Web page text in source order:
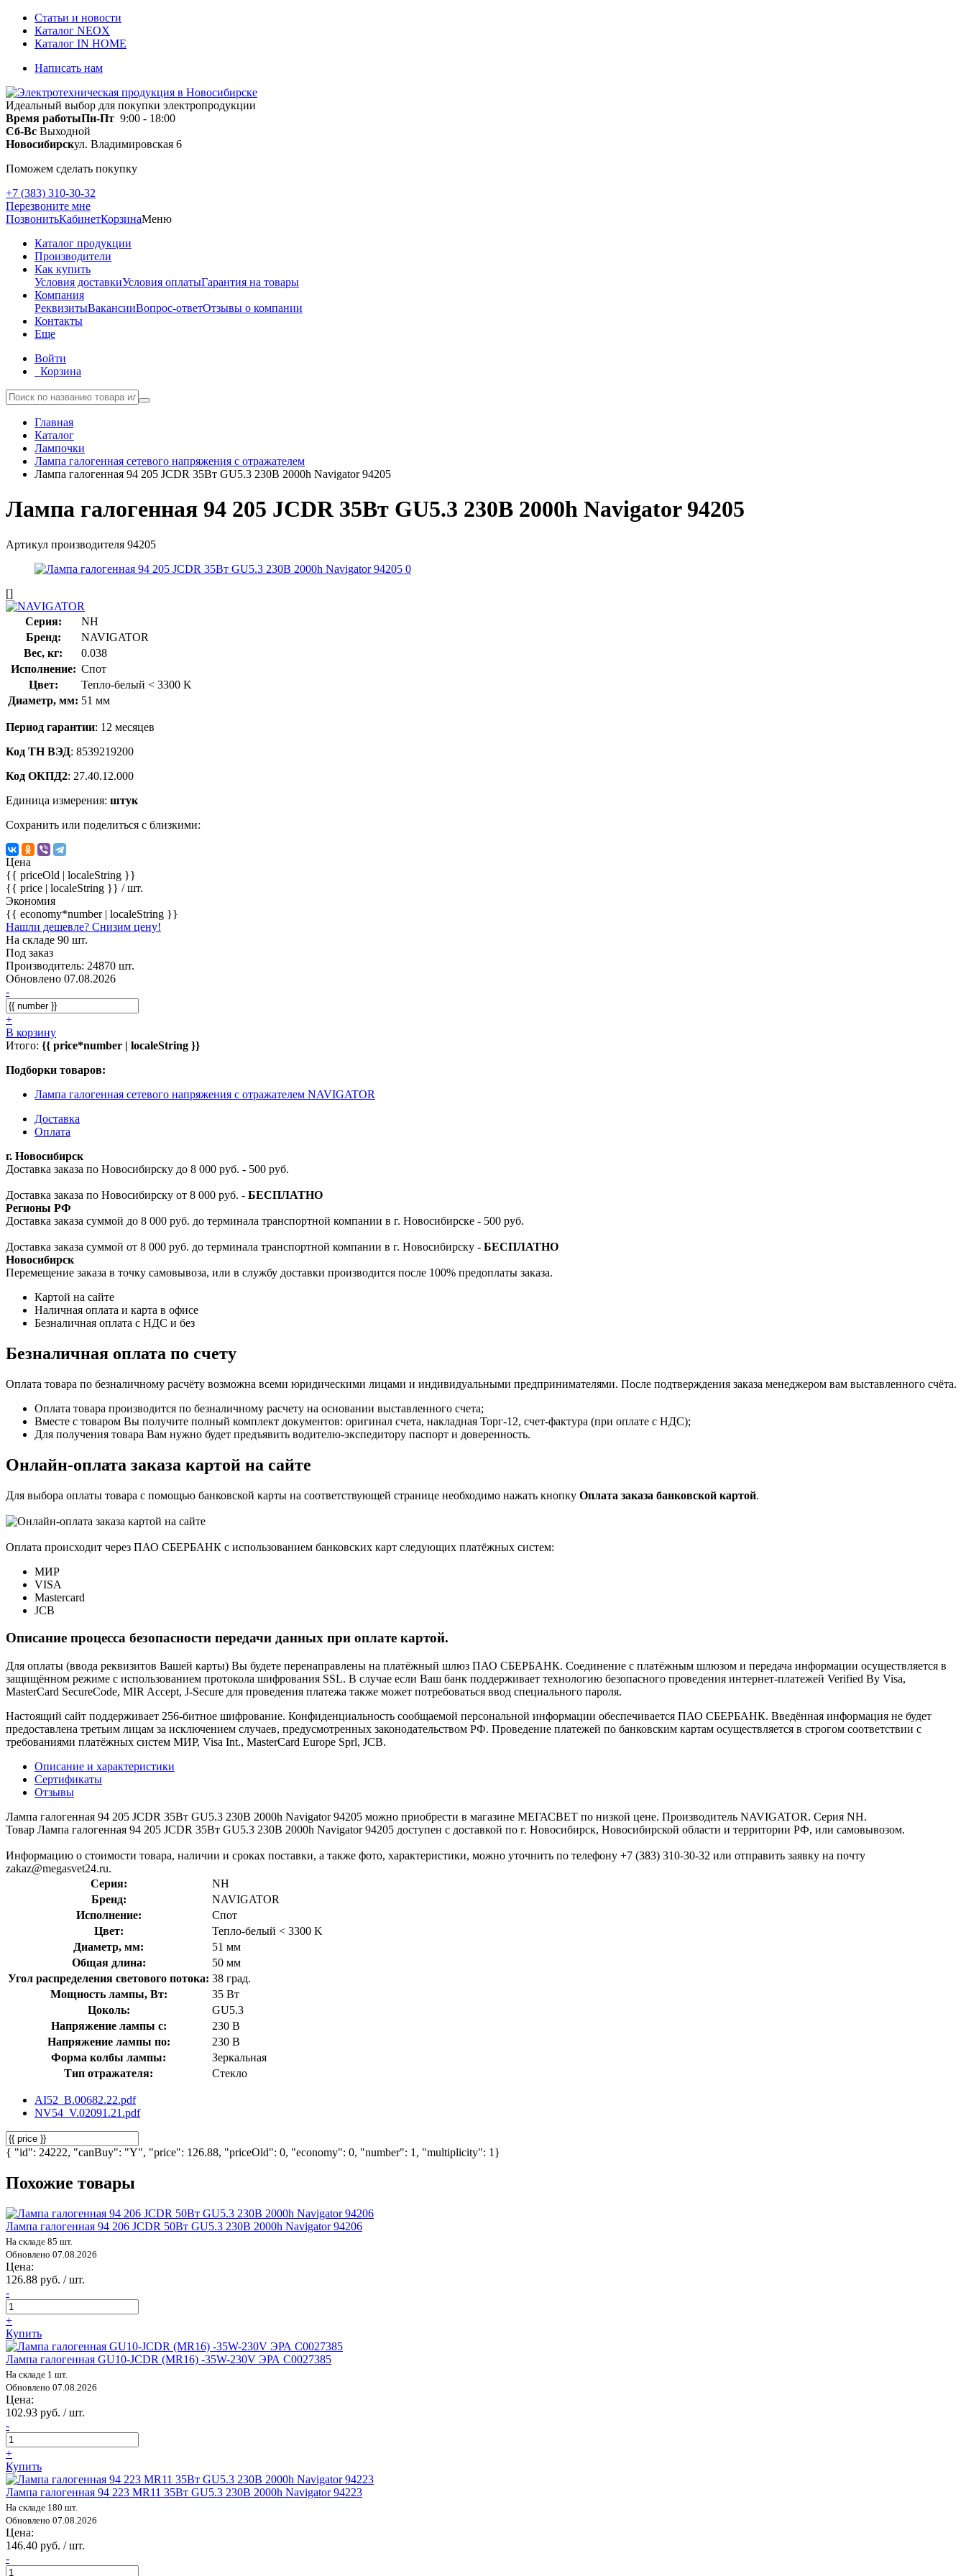
Статьи и новости
Каталог NEOX
Каталог IN HOME
Написать нам
Идеальный выбор для покупки электропродукции
Время работыПн-Пт 9:00 - 18:00
Сб-Вс Выходной
Новосибирскул. Владимировская 6
Поможем сделать покупку
+7 (383) 310-30-32
Перезвоните мне
ПозвонитьКабинетКорзинаМеню
Каталог продукции
Производители
Как купить
Условия доставкиУсловия оплатыГарантия на товары
Компания
РеквизитыВакансииВопрос-ответОтзывы о компании
Контакты
Еще
Войти
Корзина
Главная
Каталог
Лампочки
Лампа галогенная сетевого напряжения с отражателем
Лампа галогенная 94 205 JCDR 35Вт GU5.3 230В 2000h Navigator 94205
Лампа галогенная 94 205 JCDR 35Вт GU5.3 230В 2000h Navigator 94205
Артикул производителя 94205
[]
Серия:
NH
Бренд:
NAVIGATOR
Вес, кг:
0.038
Исполнение: Спот
Цвет:
Тепло-белый < 3300 K
Диаметр, мм: 51 мм
Период гарантии: 12 месяцев
Код ТН ВЭД: 8539219200
Код ОКПД2: 27.40.12.000
Единица измерения: штук
Сохранить или поделиться с близкими:
Цена
{{ priceOld | localeString }}
{{ price | localeString }} / шт.
Экономия
{{ economy*number | localeString }}
Нашли дешевле? Снизим цену!
На складе 90 шт.
Под заказ
Производитель: 24870 шт.
Обновлено 07.08.2026
-
+
В корзину
Итого: {{ price*number | localeString }}
Подборки товаров:
Лампа галогенная сетевого напряжения с отражателем NAVIGATOR
Доставка
Оплата
г. Новосибирск
Доставка заказа по Новосибирску до 8 000 руб. - 500 руб.
Доставка заказа по Новосибирску от 8 000 руб. - БЕСПЛАТНО
Регионы РФ
Доставка заказа суммой до 8 000 руб. до терминала транспортной компании в г. Новосибирске - 500 руб.
Доставка заказа суммой от 8 000 руб. до терминала транспортной компании в г. Новосибирску - БЕСПЛАТНО
Новосибирск
Перемещение заказа в точку самовывоза, или в службу доставки производится после 100% предоплаты заказа.
Картой на сайте
Наличная оплата и карта в офисе
Безналичная оплата с НДС и без
Безналичная оплата по счету
Оплата товара по безналичному расчёту возможна всеми юридическими лицами и индивидуальными предпринимателями. После подтверждения заказа менеджером вам выставленного счёта.
Оплата товара производится по безналичному расчету на основании выставленного счета;
Вместе с товаром Вы получите полный комплект документов: оригинал счета, накладная Торг-12, счет-фактура (при оплате с НДС);
Для получения товара Вам нужно будет предъявить водителю-экспедитору паспорт и доверенность.
Онлайн-оплата заказа картой на сайте
Для выбора оплаты товара с помощью банковской карты на соответствующей странице необходимо нажать кнопку Оплата заказа банковской картой.
Оплата происходит через ПАО СБЕРБАНК с использованием банковских карт следующих платёжных систем:
МИР
VISA
Mastercard
JCB
Описание процесса безопасности передачи данных при оплате картой.
Для оплаты (ввода реквизитов Вашей карты) Вы будете перенаправлены на платёжный шлюз ПАО СБЕРБАНК. Соединение с платёжным шлюзом и передача информации осуществляется в
защищённом режиме с использованием протокола шифрования SSL. В случае если Ваш банк поддерживает технологию безопасного проведения интернет-платежей Verified By Visa,
MasterCard SecureCode, MIR Accept, J-Secure для проведения платежа также может потребоваться ввод специального пароля.
Настоящий сайт поддерживает 256-битное шифрование. Конфиденциальность сообщаемой персональной информации обеспечивается ПАО СБЕРБАНК. Введённая информация не будет
предоставлена третьим лицам за исключением случаев, предусмотренных законодательством РФ. Проведение платежей по банковским картам осуществляется в строгом соответствии с
требованиями платёжных систем МИР, Visa Int., MasterCard Europe Sprl, JCB.
Описание и характеристики
Сертификаты
Отзывы
Лампа галогенная 94 205 JCDR 35Вт GU5.3 230В 2000h Navigator 94205 можно приобрести в магазине МЕГАСВЕТ по низкой цене. Производитель NAVIGATOR. Серия NH.
Товар Лампа галогенная 94 205 JCDR 35Вт GU5.3 230В 2000h Navigator 94205 доступен с доставкой по г. Новосибирск, Новосибирской области и территории РФ, или самовывозом.
Информацию о стоимости товара, наличии и сроках поставки, а также фото, характеристики, можно уточнить по телефону +7 (383) 310-30-32 или отправить заявку на почту
zakaz@megasvet24.ru.
Серия:
NH
Бренд:
NAVIGATOR
Исполнение:
Спот
Цвет:
Тепло-белый < 3300 K
Диаметр, мм:
51 мм
Общая длина:
50 мм
Угол распределения светового потока: 38 град.
Мощность лампы, Вт:
35 Вт
Цоколь:
GU5.3
Напряжение лампы с:
230 В
Напряжение лампы по:
230 В
Форма колбы лампы:
Зеркальная
Тип отражателя:
Стекло
AI52_B.00682.22.pdf
NV54_V.02091.21.pdf
{ "id": 24222, "canBuy": "Y", "price": 126.88, "priceOld": 0, "economy": 0, "number": 1, "multiplicity": 1}
Похожие товары
Лампа галогенная 94 206 JCDR 50Вт GU5.3 230В 2000h Navigator 94206
На складе 85 шт.
Обновлено 07.08.2026
Цена:
126.88 руб. / шт.
-
+
Купить
Лампа галогенная GU10-JCDR (MR16) -35W-230V ЭРА C0027385
На складе 1 шт.
Обновлено 07.08.2026
Цена:
102.93 руб. / шт.
-
+
Купить
Лампа галогенная 94 223 MR11 35Вт GU5.3 230В 2000h Navigator 94223
На складе 180 шт.
Обновлено 07.08.2026
Цена:
146.40 руб. / шт.
-